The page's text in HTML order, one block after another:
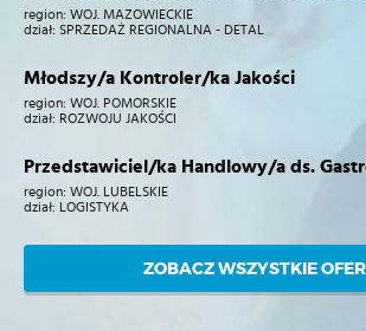
region: WOJ. MAZOWIECKIE
dział: SPRZEDAŻ REGIONALNA - DETAL
Młodszy/a Kontroler/ka Jakości
region: WOJ. POMORSKIE
dział: ROZWOJU JAKOŚCI
Przedstawiciel/ka Handlowy/a ds.
region: WOJ. LUBELSKIE
dział: LOGISTYKA
ZOBACZ WSZYSTKIE